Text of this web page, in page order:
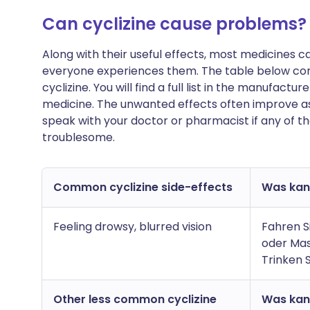
Can cyclizine cause problems?
Along with their useful effects, most medicines
everyone experiences them. The table below
cyclizine. You will find a full list in the
medicine. The unwanted effects often improve
speak with your doctor or pharmacist if any of
troublesome.
Common cyclizine side-effects Was
Feeling drowsy, blurred vision
Fahren
oder
Trinken
Other less common cyclizine
Was